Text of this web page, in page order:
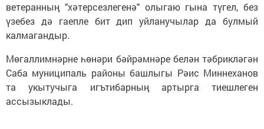
ветеранның "хәтерсезлегенә" олыгаю гына түгел, без
үзебез дә гаепле бит дип уйланучылар да булмый
калмагандыр.
Мөгаллимнәрне һөнәри бәйрәмнәре белән тәбрикләгән
Саба муниципаль районы башлыгы Рәис Миннеханов
та укытучыга игътибарның артырга тиешлеген
ассызыклады.